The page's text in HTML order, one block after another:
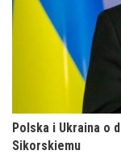
Polska i Ukraina o
Sikorskiemu